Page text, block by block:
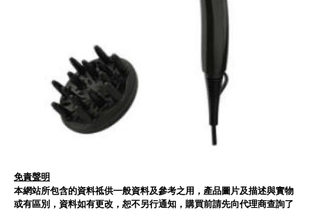
免責聲明
本網站所包含的資料祗供一般資料及參考之用，產品圖片及描述與實物
或有區別，資料如有更改，恕不另行通知，購買前請先向代理商查詢了